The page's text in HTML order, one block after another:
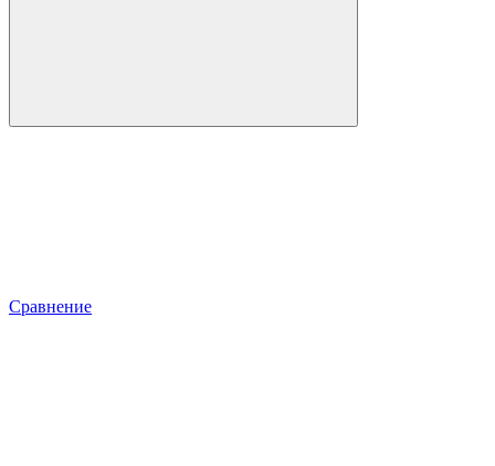
Сравнение